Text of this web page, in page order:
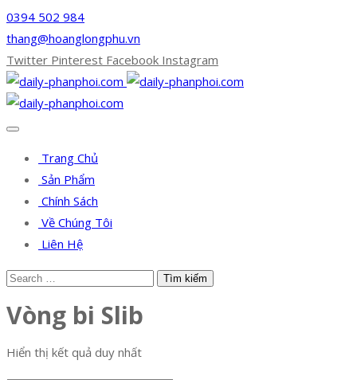
0394 502 984
thang@hoanglongphu.vn
Twitter Pinterest Facebook Instagram
Trang Chủ
Sản Phẩm
Chính Sách
Về Chúng Tôi
Liên Hệ
Vòng bi Slib
Hiển thị kết quả duy nhất